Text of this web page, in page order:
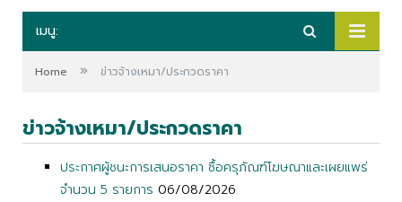
เมนู:
Home » ข่าวจ้างเหมา/ประกวดราคา
ข่าวจ้างเหมา/ประกวดราคา
ประกาศผู้ชนะการเสนอราคา ซื้อครุภัณฑ์โฆษณาและเผยแพร่
จำนวน 5 รายการ 06/08/2026